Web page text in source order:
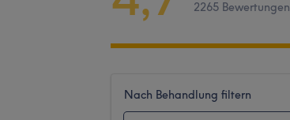
2265 Bewertungen
Nach Behandlung filtern